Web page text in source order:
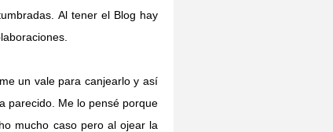
Al tener el Blog hay
un vale para canjearlo y así
parecido. Me lo pensé porque
mucho caso pero al ojear la